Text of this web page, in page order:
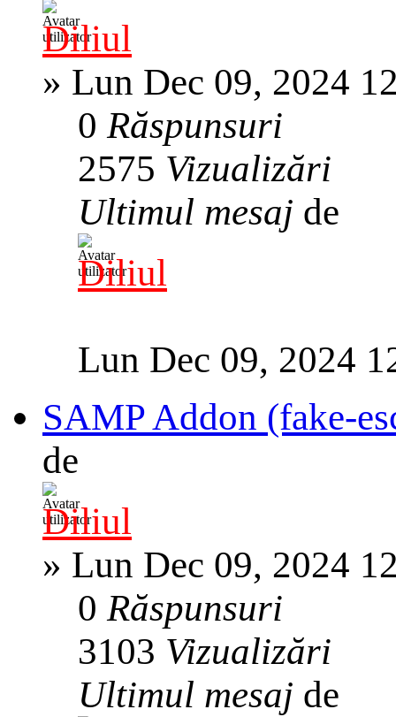
Diliul
» Lun Dec 09, 2024
0Răspunsuri
2575 Vizualizări
Ultimul mesaj de
Diliul
Lun Dec 09, 2024
SAMP Addon (fake-
de
Diliul
» Lun Dec 09, 2024
0Răspunsuri
3103 Vizualizări
Ultimul mesaj de